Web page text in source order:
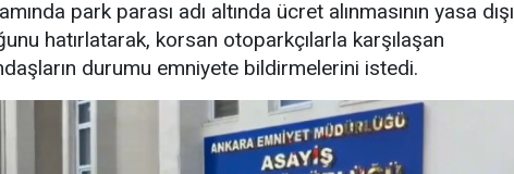
park parası adı altında ücret alınmasının yasa dışı
hatırlatarak, korsan otoparkçılarla karşılaşan
durumu emniyete bildirmelerini istedi.